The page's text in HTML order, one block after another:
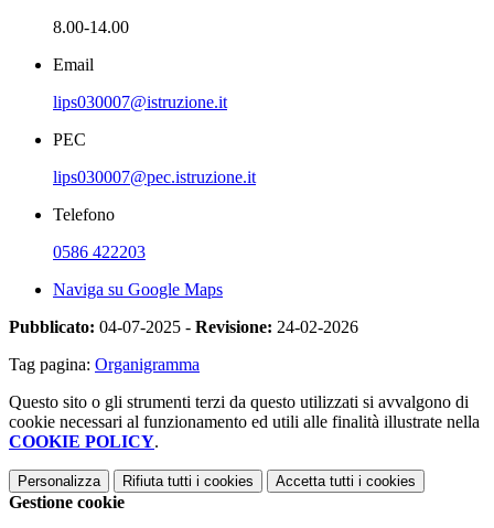
8.00-14.00
Email
lips030007@istruzione.it
PEC
lips030007@pec.istruzione.it
Telefono
0586 422203
Naviga su Google Maps
Pubblicato: 04-07-2025 - Revisione: 24-02-2026
Tag pagina: Organigramma
Questo sito o gli strumenti terzi da questo utilizzati si avvalgono di
cookie necessari al funzionamento ed utili alle finalità illustrate nella
COOKIE POLICY.
Personalizza Rifiuta tutti i cookies Accetta tutti i cookies
Gestione cookie